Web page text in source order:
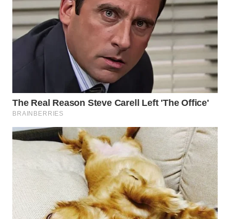
WN
TAPANULI
SELATAN
WN
KARO
SIMALUNGUN
WN
LABUHANBATU